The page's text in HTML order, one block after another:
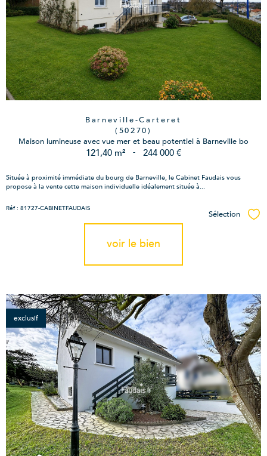
Barneville-Carteret
(50270)
Maison lumineuse avec vue mer et beau potentiel à Barneville bo
121,40 m² - 244 000 €
Située à proximité immédiate du bourg de Barneville, le Cabinet Faudais vous
propose à la vente cette maison individuelle idéalement située à...
Réf : 81727-CABINETFAUDAIS
Sélection
voir le bien
exclusif